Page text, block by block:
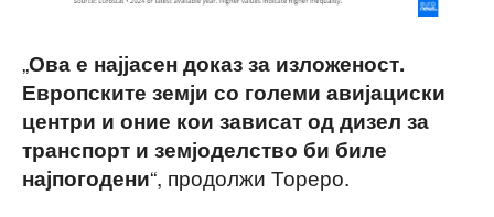
„Ова е најјасен доказ за изложеност.
Европските земји со големи авијациски
центри и оние кои зависат од дизел за
транспорт и земјоделство би биле
најпогодени“, продолжи Тореро.